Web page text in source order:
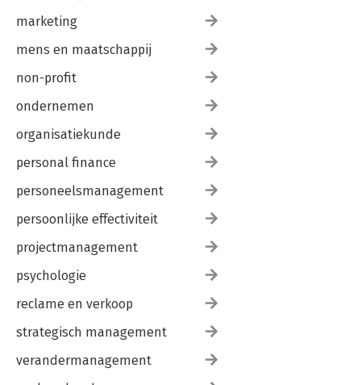
marketing
mens en maatschappij
non-profit
ondernemen
organisatiekunde
personal finance
personeelsmanagement
persoonlijke effectiviteit
projectmanagement
psychologie
reclame en verkoop
strategisch management
verandermanagement